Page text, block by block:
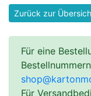
Zurück zur
Für eine
Für